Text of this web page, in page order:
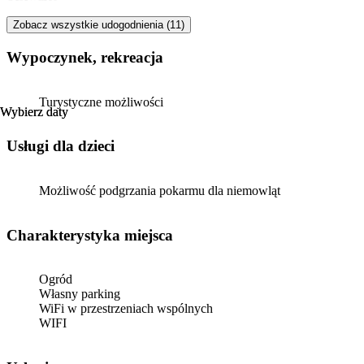
Wybierz daty
Wybierz daty
Zobacz wszystkie udogodnienia (11)
Wypoczynek, rekreacja
Turystyczne możliwości
usługi dla dzieci
Możliwość podgrzania pokarmu dla niemowląt
Charakterystyka miejsca
Ogród
Własny parking
WiFi w przestrzeniach wspólnych
WIFI